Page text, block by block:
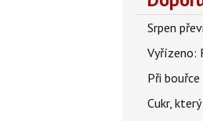
Srpen
Vyřízeno:
Při
Cukr,